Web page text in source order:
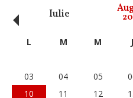
Iulie
‹ L M M J
03
04 05
10
11 12